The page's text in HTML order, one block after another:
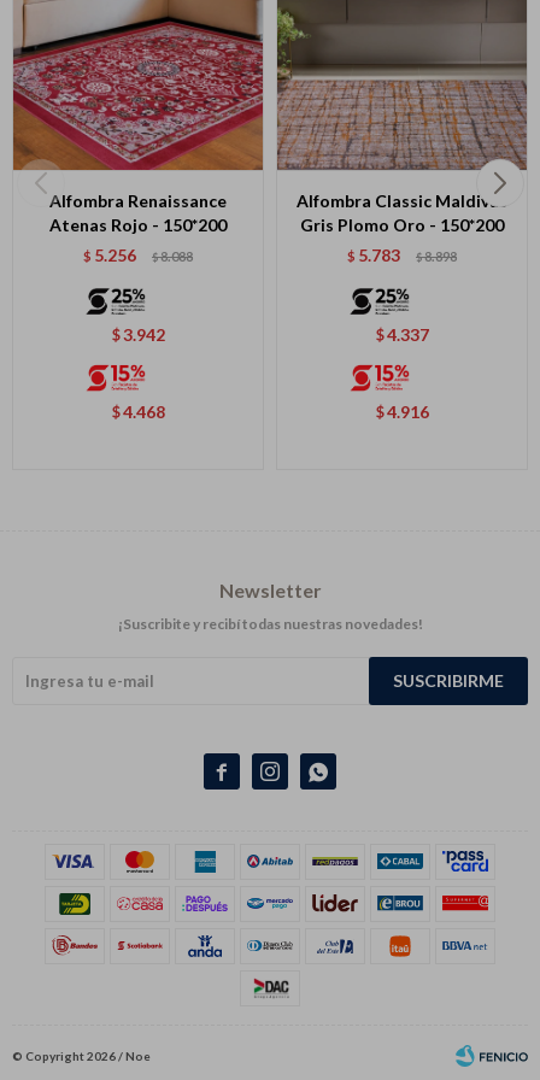
Alfombra Renaissance
Atenas Rojo - 150*200
$ 5.256 $8.088
$3.942
$4.468
Alfombra Classic Maldivas
Gris Plomo Oro - 150*200
$ 5.783 $8.898
$4.337
$4.916
  
Newsletter
¡Suscribite y recibí todas nuestras novedades!
SUSCRIBIRME
© Copyright 2026 / Noe
Continuar